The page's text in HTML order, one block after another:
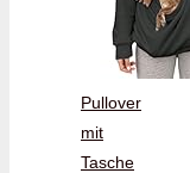
Pullover
mit
Tasche